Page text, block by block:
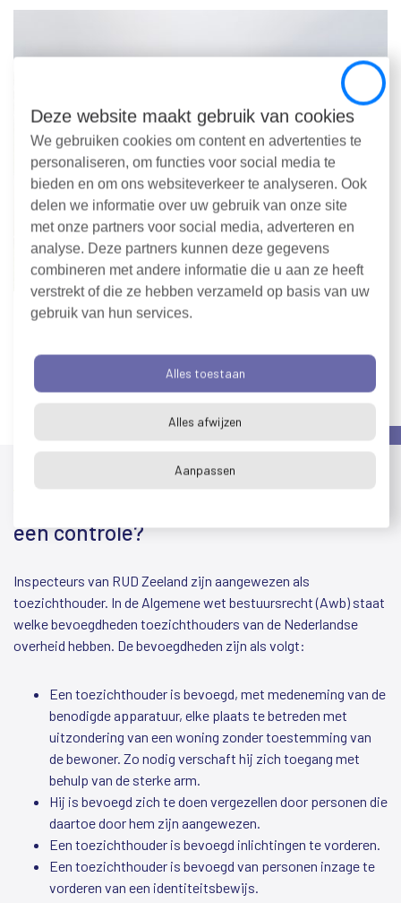
Close
Deze website maakt gebruik van cookies
We gebruiken cookies om content en advertenties te
personaliseren, om functies voor social media te
bieden en om ons websiteverkeer te analyseren. Ook
delen we informatie over uw gebruik van onze site
met onze partners voor social media, adverteren en
analyse. Deze partners kunnen deze gegevens
combineren met andere informatie die u aan ze heeft
verstrekt of die ze hebben verzameld op basis van uw
gebruik van hun services.
Alles toestaan
Alles afwijzen
Aanpassen
een controle?
Inspecteurs van RUD Zeeland zijn aangewezen als
toezichthouder. In de Algemene wet bestuursrecht (Awb) staat
welke bevoegdheden toezichthouders van de Nederlandse
overheid hebben. De bevoegdheden zijn als volgt:
Een toezichthouder is bevoegd, met medeneming van de
benodigde apparatuur, elke plaats te betreden met
uitzondering van een woning zonder toestemming van
de bewoner. Zo nodig verschaft hij zich toegang met
behulp van de sterke arm.
Hij is bevoegd zich te doen vergezellen door personen die
daartoe door hem zijn aangewezen.
Een toezichthouder is bevoegd inlichtingen te vorderen.
Een toezichthouder is bevoegd van personen inzage te
vorderen van een identiteitsbewijs.